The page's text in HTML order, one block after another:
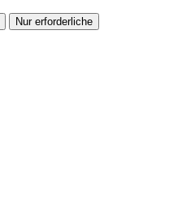
Nur erforderliche